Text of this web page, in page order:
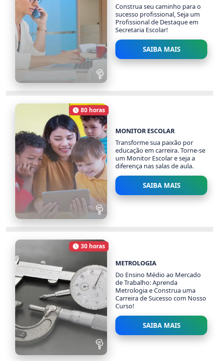
SECRETARIA ESCOLAR
8154 alunos
Construa seu caminho para o
sucesso profissional, Seja um
Profissional de Destaque em
Secretaria Escolar!
SAIBA MAIS
MONITOR ESCOLAR
7268 alunos
80 horas
Carga Horária
MONITOR ESCOLAR
Transforme sua paixão por
educação em carreira. Torne-se
um Monitor Escolar e seja a
diferença nas salas de aula.
SAIBA MAIS
30 horas
Carga Horária
METROLOGIA
Do Ensino Médio ao Mercado
de Trabalho: Aprenda
Metrologia e Construa uma
Carreira de Sucesso com Nosso
Curso!
SAIBA MAIS